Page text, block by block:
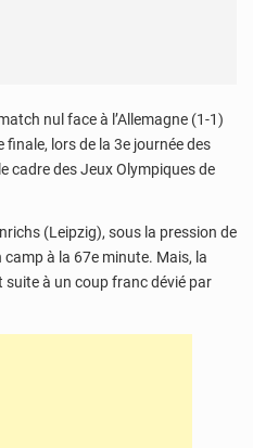
nul face à l’Allemagne (1-1)
lors de la 3e journée des
cadre des Jeux Olympiques de
(Leipzig), sous la pression de
camp à la 67e minute. Mais, la
à un coup franc dévié par